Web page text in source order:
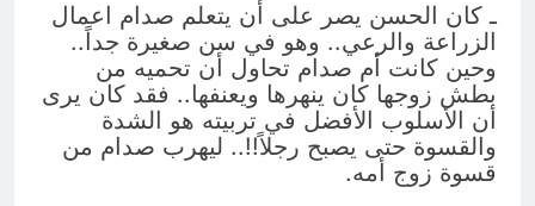
ـ كان الحسن يصر على أن يتعلم صدام اعمال
الزراعة والرعي.. وهو في سن صغيرة جداً..
وحين كانت أم صدام تحاول أن تحميه من
بطش زوجها كان ينهرها ويعنفها.. فقد كان يرى
أن الأسلوب الأفضل في تربيته هو الشدة
والقسوة حتى يصبح رجلاً!!.. ليهرب صدام من
قسوة زوج أمه.